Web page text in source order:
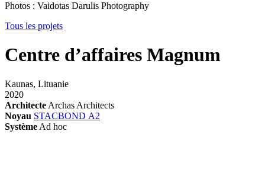
Photos : Vaidotas Darulis Photography
Tous les projets
Centre d’affaires Magnum
Kaunas, Lituanie
2020
Architecte Archas Architects
Noyau STACBOND A2
Système Ad hoc